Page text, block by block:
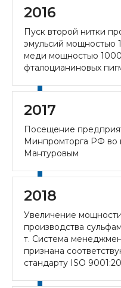
2016
Пуск второй нитки
эмульсий мощностью
меди мощностью
фталоцианиновых
2017
Посещение
Минпромторга РФ во
Мантуровым
2018
Увеличение
производства
т. Система
признана
стандарту ISO